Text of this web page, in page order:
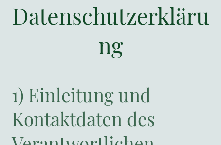
Datenschutzerkläru
ng
1) Einleitung und
Kontaktdaten des